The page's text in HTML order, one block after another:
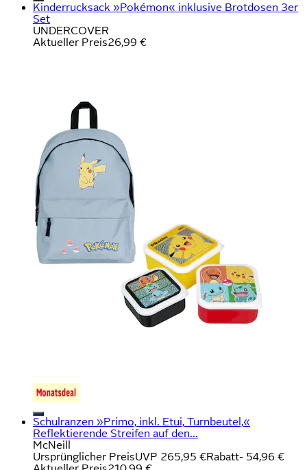
Kinderrucksack »Pokémon« inklusive Brotdosen 3er
Set
UNDERCOVER
Aktueller Preis26,99 €
Schulranzen »Primo, inkl. Etui, Turnbeutel,«
Reflektierende Streifen auf den...
McNeill
Ursprünglicher PreisUVP 265,95 €Rabatt- 54,96 €